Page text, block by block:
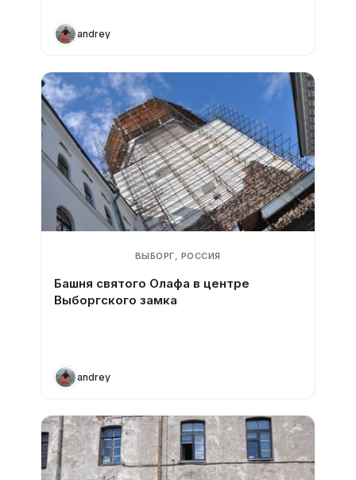
andrey
ВЫБОРГ, РОССИЯ
Башня святого Олафа в центре
Выборгского замка
andrey